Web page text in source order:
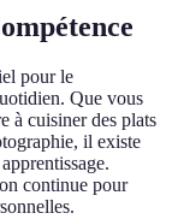
pour le
Que vous
à cuisiner des plats
il existe
continue pour